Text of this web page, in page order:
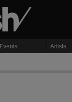
Events Artists